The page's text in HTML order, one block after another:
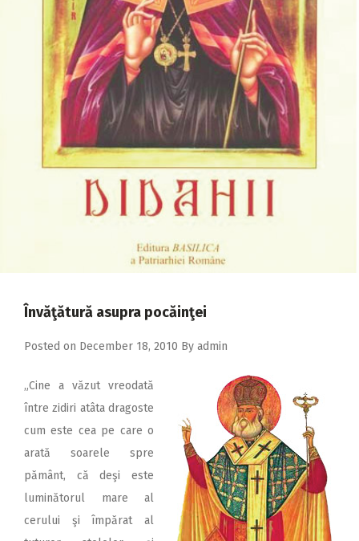
2009
Învăţătură asupra pocăinţei
Posted on December 18, 2010 By admin
„Cine a văzut vreodată
între zidiri atâta dragoste
cum este cea pe care o
arată soarele spre
pământ, că deşi este
luminătorul mare al
cerului şi împărat al